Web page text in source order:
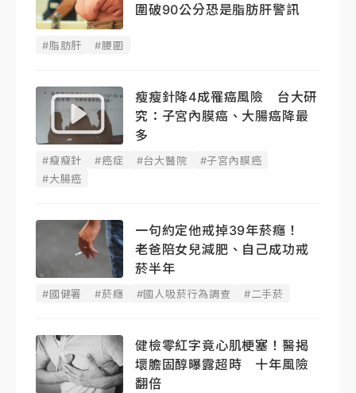
圍破90公分恐是脂肪肝警訊
#脂肪肝 #腰圍
瘦瘦針降4成罹癌風險 台大研
究：子宮內膜癌、大腸癌降最
多
#瘦瘦針 #癌症 #台大醫院
#子宮內膜癌
#大腸癌
一句約定他戒掉39年菸癮！
老爸陪女兒減肥、自己成功戒
菸半年
#國健署 #菸癮 #國人吸菸行為調查 #二手菸
健檢零紅字竟心肌梗塞！醫揭
壞膽固醇曝露超時 十年風險
翻倍